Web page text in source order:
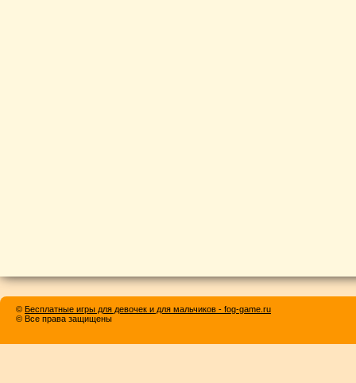
© Бесплатные игры для девочек и для мальчиков - fog-game.ru
© Все права защищены